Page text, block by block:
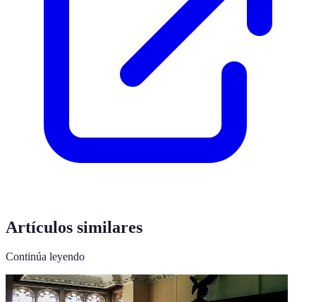
Artículos similares
Continúa leyendo